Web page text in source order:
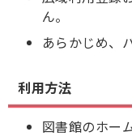
ん。
あらかじめ、
利用方法
図書館のホー